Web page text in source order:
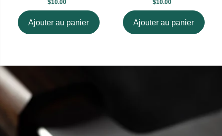
$10.00
Ajouter au panier
$10.00
Ajouter au panier